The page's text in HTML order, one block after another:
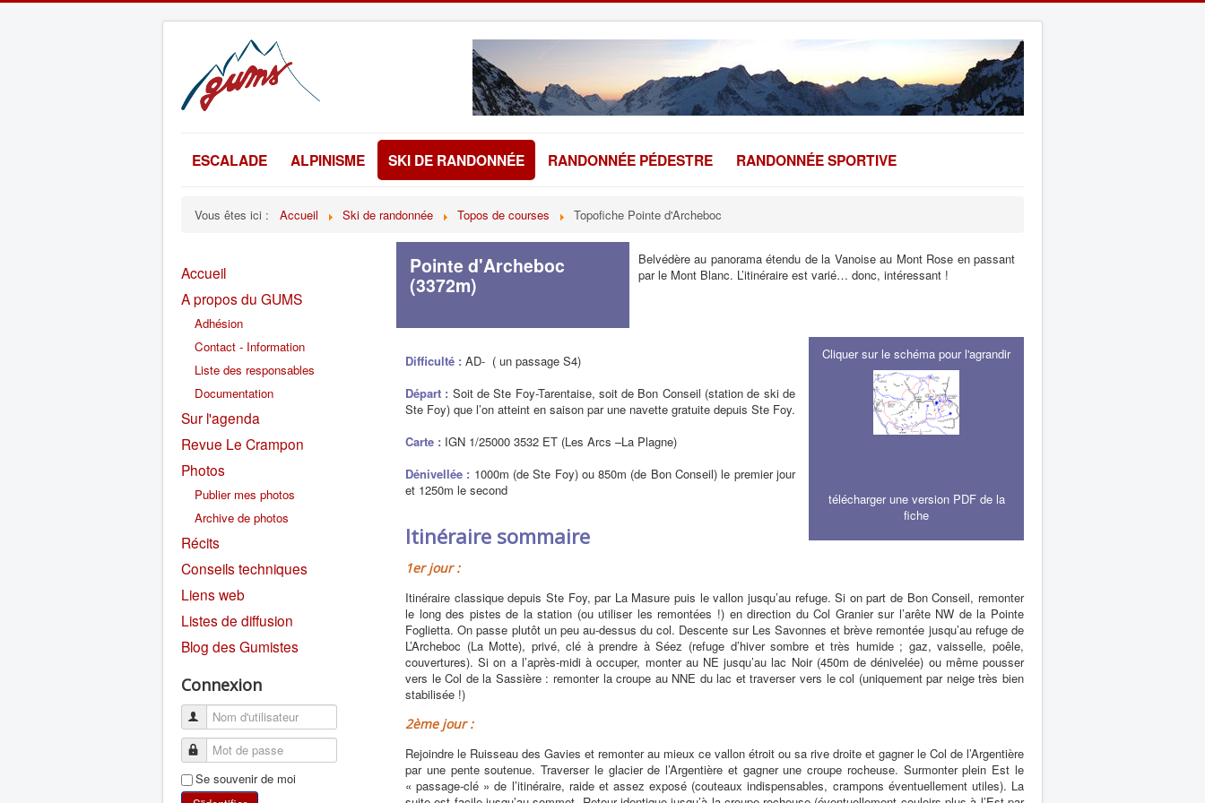
ESCALADE ALPINISME SKI DE RANDONNÉE RANDONNÉE PÉDESTRE RANDONNÉE SPORTIVE
Vous êtes ici : Accueil Ski de randonnée Topos de courses Topofiche Pointe d'Archeboc
Accueil
A propos du GUMS
Adhésion
Contact - Information
Liste des responsables
Documentation
Sur l'agenda
Revue Le Crampon
Photos
Publier mes photos
Archive de photos
Récits
Conseils techniques
Liens web
Listes de diffusion
Blog des Gumistes
Connexion
Se souvenir de moi
Pointe d'Archeboc
(3372m)
Belvédère au panorama étendu de la Vanoise au Mont Rose en passant
par le Mont Blanc. L’itinéraire est varié… donc, intéressant !
Cliquer sur le schéma pour l'agrandir
télécharger une version PDF de la
fiche
Difficulté : AD- ( un passage S4)
Départ : Soit de Ste Foy-Tarentaise, soit de Bon Conseil (station de ski de
Ste Foy) que l’on atteint en saison par une navette gratuite depuis Ste Foy.
Carte : IGN 1/25000 3532 ET (Les Arcs –La Plagne)
Dénivellée : 1000m (de Ste Foy) ou 850m (de Bon Conseil) le premier jour
et 1250m le second
Itinéraire sommaire
1er jour :
Itinéraire classique depuis Ste Foy, par La Masure puis le vallon jusqu’au refuge. Si on part de Bon Conseil, remonter
le long des pistes de la station (ou utiliser les remontées !) en direction du Col Granier sur l’arête NW de la Pointe
Foglietta. On passe plutôt un peu au-dessus du col. Descente sur Les Savonnes et brève remontée jusqu’au refuge de
L’Archeboc (La Motte), privé, clé à prendre à Séez (refuge d’hiver sombre et très humide ; gaz, vaisselle, poêle,
couvertures). Si on a l’après-midi à occuper, monter au NE jusqu’au lac Noir (450m de dénivelée) ou même pousser
vers le Col de la Sassière : remonter la croupe au NNE du lac et traverser vers le col (uniquement par neige très bien
stabilisée !)
2ème jour :
Rejoindre le Ruisseau des Gavies et remonter au mieux ce vallon étroit ou sa rive droite et gagner le Col de l’Argentière
par une pente soutenue. Traverser le glacier de l’Argentière et gagner une croupe rocheuse. Surmonter plein Est le
« passage-clé » de l’itinéraire, raide et assez exposé (couteaux indispensables, crampons éventuellement utiles). La